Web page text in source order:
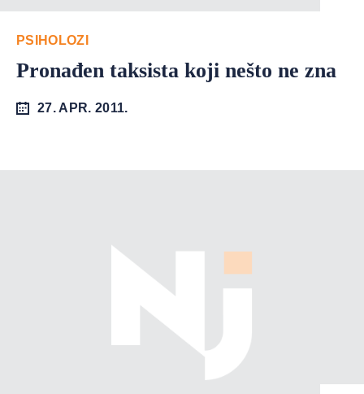
PSIHOLOZI
Pronađen taksista koji nešto ne zna
27. APR. 2011.